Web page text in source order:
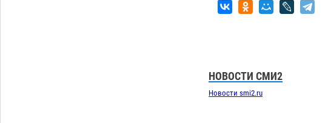
НОВОСТИ СМИ2
Новости smi2.ru